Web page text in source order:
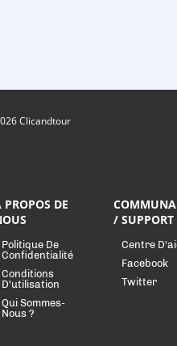
Clicandtour
PROPOS DE
Politique De
Confidentialité
Conditions
D'utilisation
Qui Sommes-
Nous ?
/ SUPPORT
Centre
Facebook
Twitter